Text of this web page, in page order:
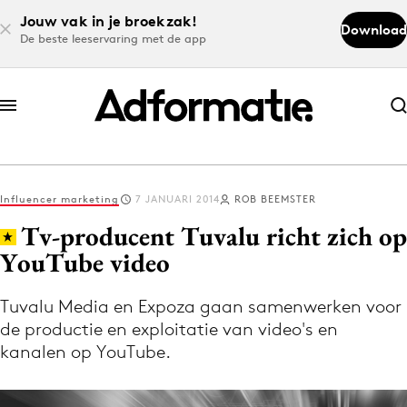
Jouw vak in je broekzak!
De beste leeservaring met de app
Download
Abonneer nu
Abonneer nu
Log in
Volg het laatste nieuws via de Adformatie
Nieuws app
Influencer marketing 7 JANUARI 2014 ROB BEEMSTER
Tv-producent Tuvalu richt zich op
YouTube video
Tuvalu Media en Expoza gaan samenwerken voor
de productie en exploitatie van video's en
kanalen op YouTube.